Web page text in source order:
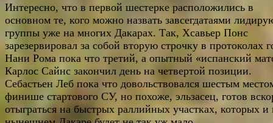
Интересно, что в первой шестерке расположились в
основном те, кого можно назвать завсегдатаями
группы уже на многих Дакарах. Так, Хсавьер Понс
зарезервировал за собой вторую строчку в протоколах
Нани Рома пока что третий, а опытный «испанский
Карлос Сайнс закончил день на четвертой позиции.
Себастьен Леб пока что довольствовался шестым
финише стартового СУ, но похоже, эльзасец, готов
отыграться на быстрых раллийных участках, которых и